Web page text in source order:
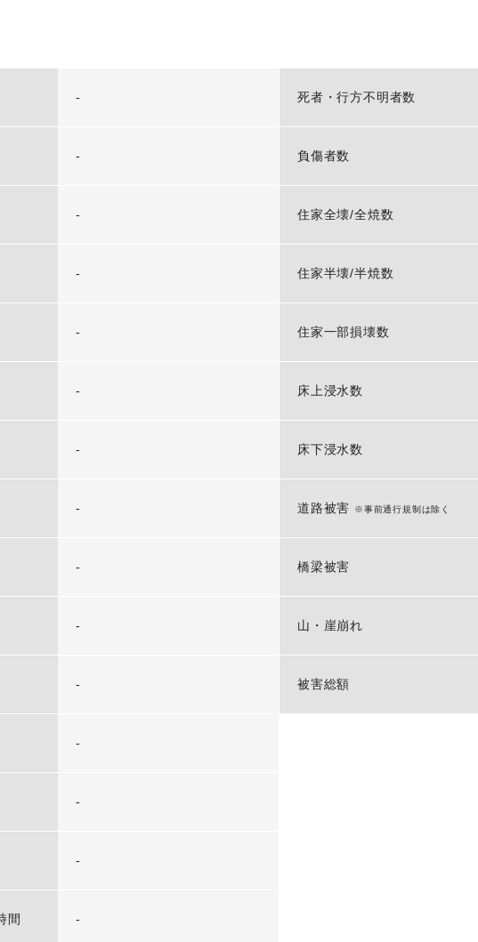
-
-
-
-
-
-
-
-
-
-
-
-
-
-
間 -
死者・行方不明者数
負傷者数
住家全壊/全焼数
住家半壊/半焼数
住家一部損壊数
床上浸水数
床下浸水数
道路被害 ※事前通行規制は除く
橋梁被害
山・崖崩れ
被害総額